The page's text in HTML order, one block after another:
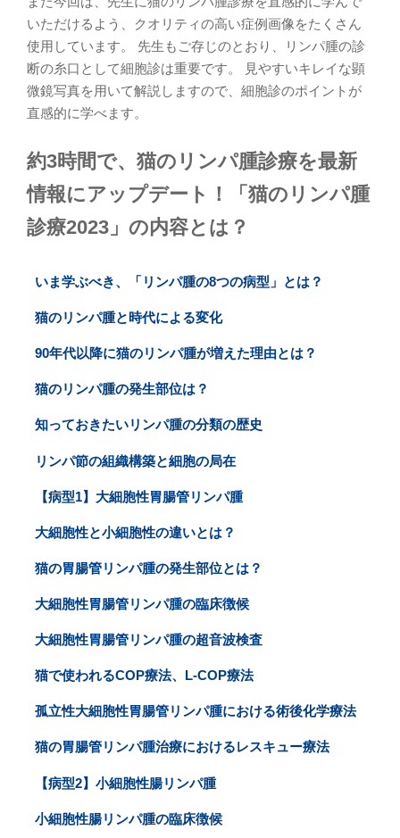
いただけるよう、クオリティの高い症例画像をたくさん
使用しています。 先生もご存じのとおり、リンパ腫の診
断の糸口として細胞診は重要です。 見やすいキレイな顕
微鏡写真を用いて解説しますので、細胞診のポイントが
直感的に学べます。
約3時間で、猫のリンパ腫診療を最新
情報にアップデート！「猫のリンパ腫
診療2023」の内容とは？
いま学ぶべき、「リンパ腫の8つの病型」とは？
猫のリンパ腫と時代による変化
90年代以降に猫のリンパ腫が増えた理由とは？
猫のリンパ腫の発生部位は？
知っておきたいリンパ腫の分類の歴史
リンパ節の組織構築と細胞の局在
【病型1】大細胞性胃腸管リンパ腫
大細胞性と小細胞性の違いとは？
猫の胃腸管リンパ腫の発生部位とは？
大細胞性胃腸管リンパ腫の臨床徴候
大細胞性胃腸管リンパ腫の超音波検査
猫で使われるCOP療法、L-COP療法
孤立性大細胞性胃腸管リンパ腫における術後化学療法
猫の胃腸管リンパ腫治療におけるレスキュー療法
【病型2】小細胞性腸リンパ腫
小細胞性腸リンパ腫の臨床徴候